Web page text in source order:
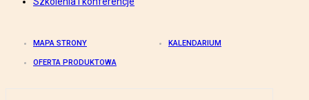
MAPA STRONY KALENDARIUM
OFERTA PRODUKTOWA